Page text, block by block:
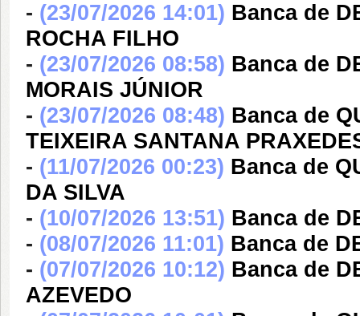
- (23/07/2026 14:01) Banca de
ROCHA FILHO
- (23/07/2026 08:58) Banca de
MORAIS JÚNIOR
- (23/07/2026 08:48) Banca de
TEIXEIRA SANTANA
- (11/07/2026 00:23) Banca de
DA SILVA
- (10/07/2026 13:51) Banca de
- (08/07/2026 11:01) Banca de
- (07/07/2026 10:12) Banca de
AZEVEDO